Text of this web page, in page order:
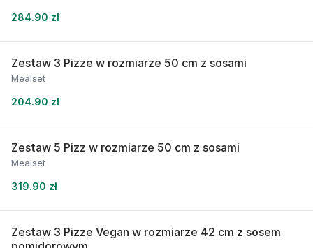
284.90 zł
Zestaw 3 Pizze w rozmiarze 50 cm z sosami
Mealset
204.90 zł
Zestaw 5 Pizz w rozmiarze 50 cm z sosami
Mealset
319.90 zł
Zestaw 3 Pizze Vegan w rozmiarze 42 cm z sosem